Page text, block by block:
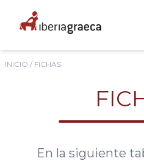
INICIO / FICHAS
En la siguiente